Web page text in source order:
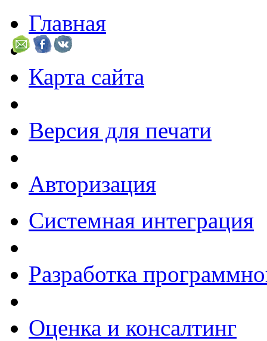
Главная
Карта сайта
Версия для печати
Авторизация
Системная интеграция
Разработка
Оценка и консалтинг